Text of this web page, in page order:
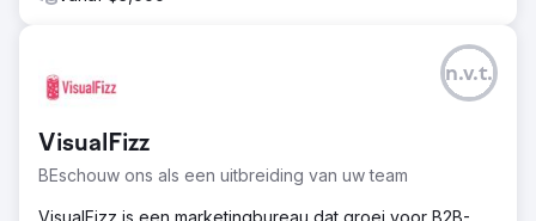
VisualFizz
BEschouw ons als een uitbreiding van uw team
n.v.t.
VisualFizz is een marketingbureau dat groei voor B2B-